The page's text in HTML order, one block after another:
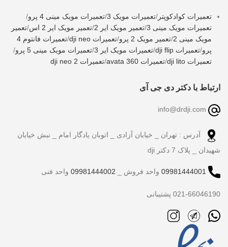
تعمیرات کوادکوپتر /تعمیرات مویک 3 /تعمیرات مویک مینی 4 پرو
/
تعمیرات مویک مینی 3
/تعمیر مویک ایر 2 /تعمیر مویک ایر 2 اس /تعمیر
مویک مینی 2
/تعمیر مویک 2 پرو /تعمیرات dji neo /
تعمیرات فانتوم 4
پرو/تعمیرات dji flip /تعمیرات مویک ایر 3 /تعمیرات مویک مینی 5 پرو
/
تعمیرات dji lito
/تعمیرات avata 360 /تعمیرات dji neo 2
ارتباط با دکتر دی جی آی
آدرس : تهران _ خیابان آزادی _ اتوبان یادگار امام _ نبش خیابان
شهیدان _ پلاک 7 دکتر dji
09981444001 واحد فروش _ 09981444002 واحد فنی
021-66046190 پشتیبانی